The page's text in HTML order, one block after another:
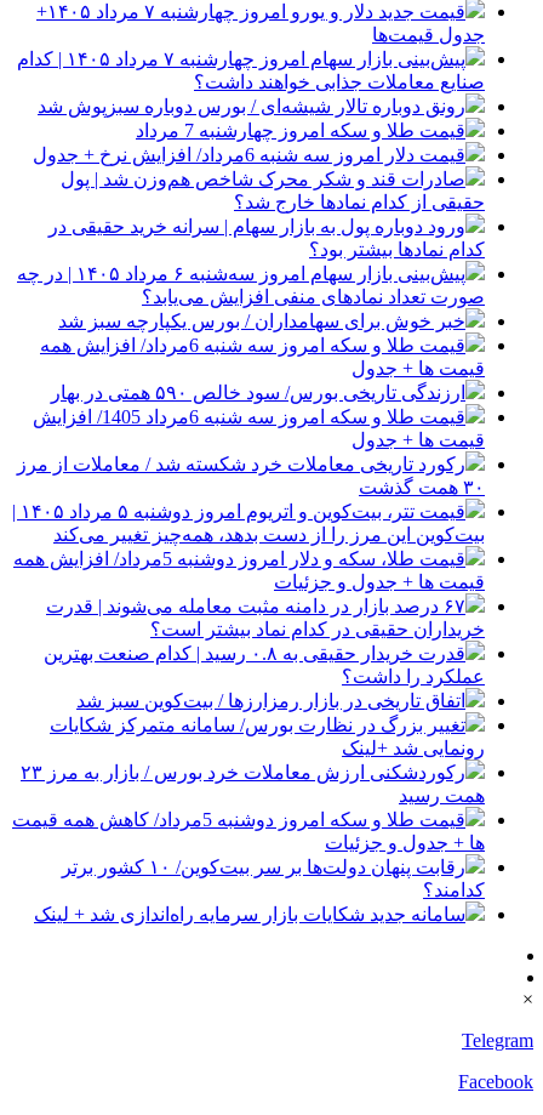
قیمت جدید دلار و یورو امروز چهارشنبه ۷ مرداد ۱۴۰۵+
جدول قیمت‌ها
پیش‌بینی بازار سهام امروز چهارشنبه ۷ مرداد ۱۴۰۵ | کدام
صنایع معاملات جذابی خواهند داشت؟
رونق دوباره تالار شیشه‌ای / بورس دوباره سبزپوش شد
قیمت طلا و سکه امروز چهارشنبه 7 مرداد
قیمت دلار امروز سه شنبه 6مرداد/ افزایش نرخ + جدول
صادرات قند و شکر محرک شاخص هم‌وزن شد | پول
حقیقی از کدام نماد‌ها خارج شد؟
ورود دوباره پول به بازار سهام | سرانه خرید حقیقی در
کدام نماد‌ها بیشتر بود؟
پیش‌بینی بازار سهام امروز سه‌شنبه ۶ مرداد ۱۴۰۵ | در چه
صورت تعداد نماد‌های منفی افزایش می‌یابد؟
خبر خوش برای سهامداران / بورس یکپارچه سبز شد
قیمت طلا و سکه امروز سه شنبه 6مرداد/ افزایش همه
قیمت ها + جدول
ارزندگی تاریخی بورس/ سود خالص ۵۹۰ همتی در بهار
قیمت طلا و سکه امروز سه شنبه 6مرداد 1405/ افزایش
قیمت ها + جدول
رکورد تاریخی معاملات خرد شکسته شد / معاملات از مرز
۳۰ همت گذشت
قیمت تتر، بیت‌کوین و اتریوم امروز دوشنبه ۵ مرداد ۱۴۰۵ |
بیت‌کوین این مرز را از دست بدهد، همه‌چیز تغییر می‌کند
قیمت طلا، سکه و دلار امروز دوشنبه 5مرداد/ افزایش همه
قیمت ها + جدول و جزئیات
۶۷ درصد بازار در دامنه مثبت معامله می‌شوند | قدرت
خریداران حقیقی در کدام نماد بیشتر است؟
قدرت خریدار حقیقی به ۰.۸ رسید | کدام صنعت بهترین
عملکرد را داشت؟
اتفاق تاریخی در بازار رمزارزها / بیت‌کوین سبز شد
تغییر بزرگ در نظارت بورس/ سامانه متمرکز شکایات
رونمایی شد +لینک
رکوردشکنی ارزش معاملات خرد بورس / بازار به مرز ۲۳
همت رسید
قیمت طلا و سکه امروز دوشنبه 5مرداد/ کاهش همه قیمت
ها + جدول و جزئیات
رقابت پنهان دولت‌ها بر سر بیت‌کوین/ ۱۰ کشور برتر
کدامند؟
سامانه جدید شکایات بازار سرمایه راه‌اندازی شد + لینک
×
Telegram
Facebook